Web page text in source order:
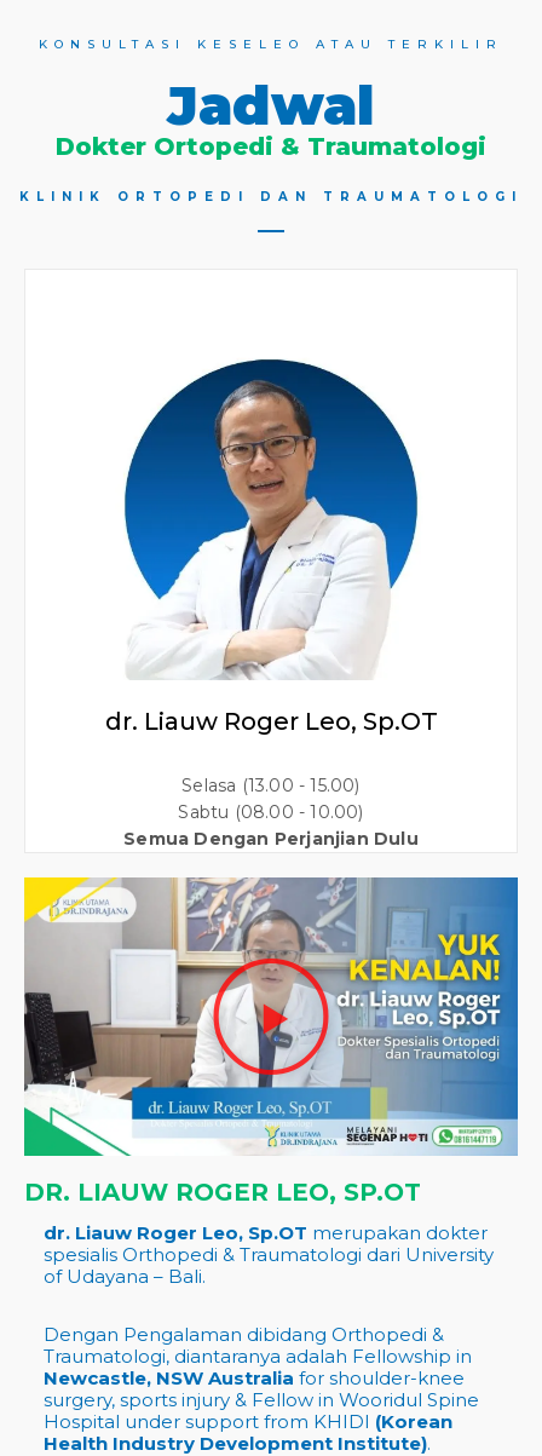
KONSULTASI KESELEO ATAU TERKILIR
Jadwal
Dokter Ortopedi & Traumatologi
KLINIK ORTOPEDI DAN TRAUMATOLOGI
dr. Liauw Roger Leo, Sp.OT
Selasa (13.00 - 15.00)
Sabtu (08.00 - 10.00)
Semua Dengan Perjanjian Dulu
DR. LIAUW ROGER LEO, SP.OT
dr. Liauw Roger Leo, Sp.OT merupakan dokter
spesialis Orthopedi & Traumatologi dari University
of Udayana – Bali.
Dengan Pengalaman dibidang Orthopedi &
Traumatologi, diantaranya adalah Fellowship in
Newcastle, NSW Australia for shoulder-knee
surgery, sports injury & Fellow in Wooridul Spine
Hospital under support from KHIDI (Korean
Health Industry Development Institute).